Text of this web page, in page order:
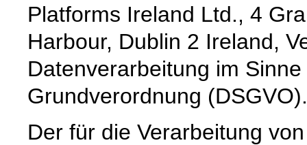
Platforms Ireland Ltd., 4
Harbour, Dublin 2 Ireland,
Datenverarbeitung im
Grundverordnung (DSGVO).
Der für die Verarbeitung